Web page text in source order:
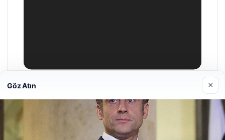
Enes Kaplan Avukatlık Bürosu
Göz Atın ×